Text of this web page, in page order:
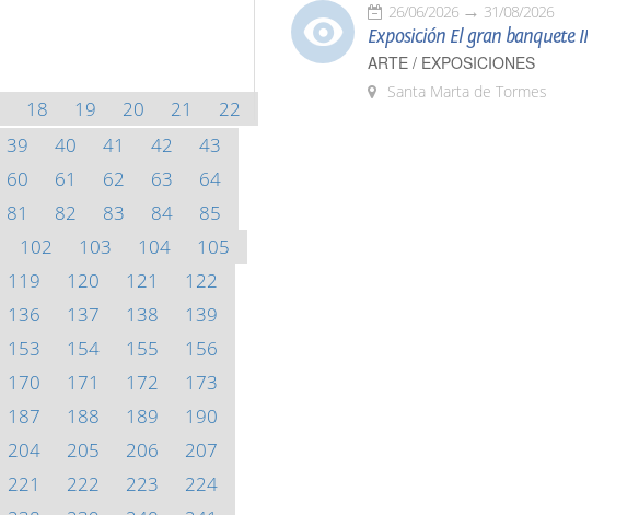
18 19 20 21
22
39 40 41 42
43
60 61 62 63
64
81 82 83 84
85
102 103 104
105
119 120 121
122
136 137 138
139
153 154 155
156
170 171 172
173
187 188 189
190
204 205 206
207
221 222 223
224
26/06/2026 31/08/2026
Exposición El gran banquete II
ARTE / EXPOSICIONES
Santa Marta de Tormes